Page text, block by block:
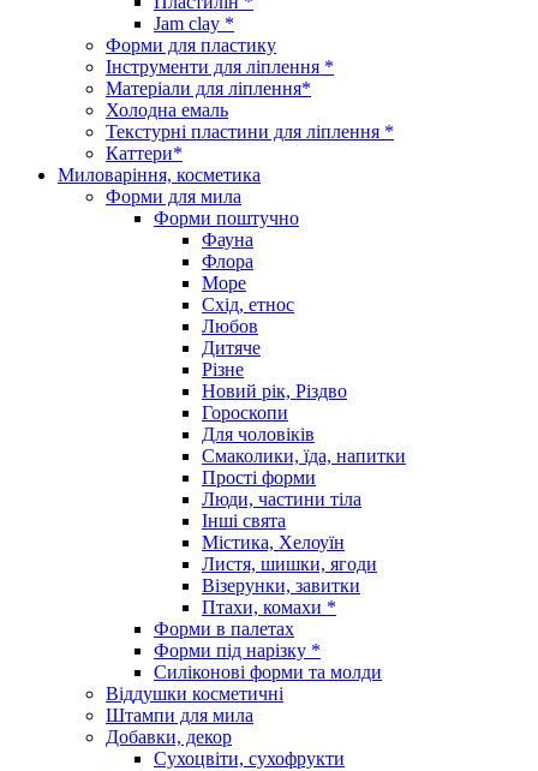
Jam clay *
Форми для пластику
Інструменти для ліплення *
Матеріали для ліплення*
Холодна емаль
Текстурні пластини для ліплення *
Каттери*
Миловаріння, косметика
Форми для мила
Форми поштучно
Фауна
Флора
Море
Схід, етнос
Любов
Дитяче
Різне
Новий рік, Різдво
Гороскопи
Для чоловіків
Смаколики, їда, напитки
Прості форми
Люди, частини тіла
Інші свята
Містика, Хелоуїн
Листя, шишки, ягоди
Візерунки, завитки
Птахи, комахи *
Форми в палетах
Форми під нарізку *
Силіконові форми та молди
Віддушки косметичні
Штампи для мила
Добавки, декор
Сухоцвіти, сухофрукти